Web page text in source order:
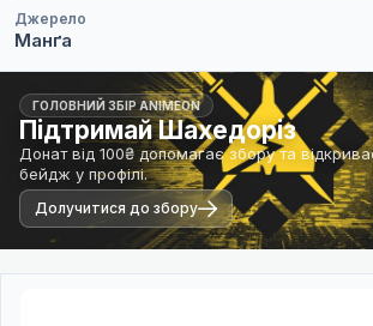
Джерело
Манґа
ГОЛОВНИЙ ЗБІР ANIMEON
Підтримай Шахедоріз
Донат від 100₴ допомагає збору та
бейдж у профілі.
Долучитися до збору